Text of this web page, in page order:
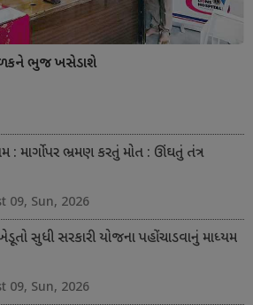
ભુજ ખસેડાશે
: માર્ગો પર ભ્રમણ કરતું મોત : ઊંઘતું તંત્ર
09, Sun, 2026
સુધી સરકારી યોજના પહોંચાડવાનું માધ્યમ
09, Sun, 2026